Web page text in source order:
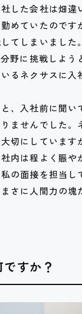
した会社は畑違
めていたのです
てしまいました
野に挑戦しよう
るネクサスに入
、入社前に聞い
ませんでした。
切にしています
内は程よく賑や
の面接を担当し
さに人間力の塊
すか？